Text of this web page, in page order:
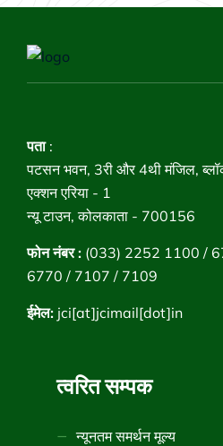
पता:
पटसन भवन, 3री और 4थी मंजिल,
एक्शन एरिया - 1
न्यू टाउन, कोलकाता - 700156
फोन नंबर : (033) 2252 1100 /
6770 / 7107 / 7109
ईमेल: jci[at]jcimail[dot]in
त्वरित सम्पक
न्यूनतम समर्थन मूल्य